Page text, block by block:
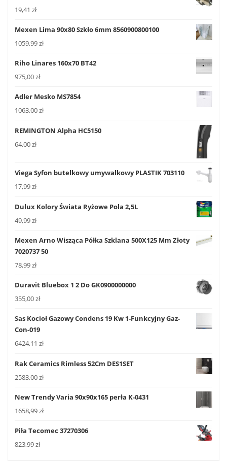
19,41 zł
Mexen Lima 90x80 Szkło 6mm 8560900800100
1059,99zł
Riho Linares 160x70 BT42
975,00zł
Adler Mesko MS7854
1063,00zł
REMINGTON Alpha HC5150
64,00zł
Viega Syfon butelkowy umywalkowy PLASTIK 703110
17,99zł
Dulux Kolory Świata Ryżowe Pola 2,5L
49,99zł
Mexen Arno Wisząca Półka Szklana 500X125 Mm Złoty
7020737 50
78,99zł
Duravit Bluebox 1 2 Do GK0900000000
355,00zł
Sas Kocioł Gazowy Condens 19 Kw 1-Funkcyjny Gaz-
Con-019
6424,11 zł
Rak Ceramics Rimless 52Cm DES1SET
2583,00zł
New Trendy Varia 90x90x165 perła K-0431
1658,99zł
Piła Tecomec 37270306
823,99zł